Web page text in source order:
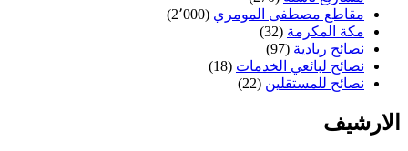
مقاطع مصطفى المومري (2٬000)
مكة المكرمة (32)
نصائح ريادية (97)
نصائح لبائعي الخدمات (18)
نصائح للمستقلين (22)
الارشيف